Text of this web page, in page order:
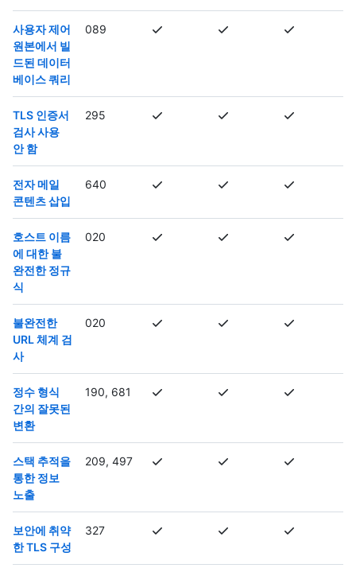
사용자 제어
원본에서 빌
드된 데이터
베이스 쿼리
089
TLS 인증서
검사 사용
안 함
295
전자 메일
콘텐츠 삽입
640
호스트 이름
에 대한 불
완전한 정규
식
020
불완전한
URL 체계 검
사
020
정수 형식
간의 잘못된
변환
190, 681
스택 추적을
통한 정보
노출
209, 497
보안에 취약
한 TLS 구성
327